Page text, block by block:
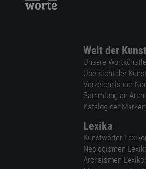
Welt der
Unsere
Übersicht der
Verzeichnis der
Sammlung an
Katalog der
Lexika
Kunstwörter-
Neologismen-
Archaismen-